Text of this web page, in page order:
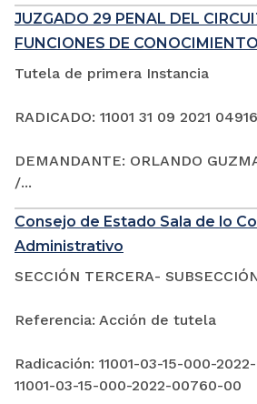
JUZGADO 29 PENAL DEL
FUNCIONES DE CONOCIMIENTO
Tutela de primera Instancia
RADICADO: 11001 31 09 2021
DEMANDANTE: ORLANDO
/...
Consejo de Estado Sala de lo
Administrativo
SECCIÓN TERCERA-
Referencia: Acción de tutela
Radicación: 11001-03-15-000-
11001-03-15-000-2022-00760-00